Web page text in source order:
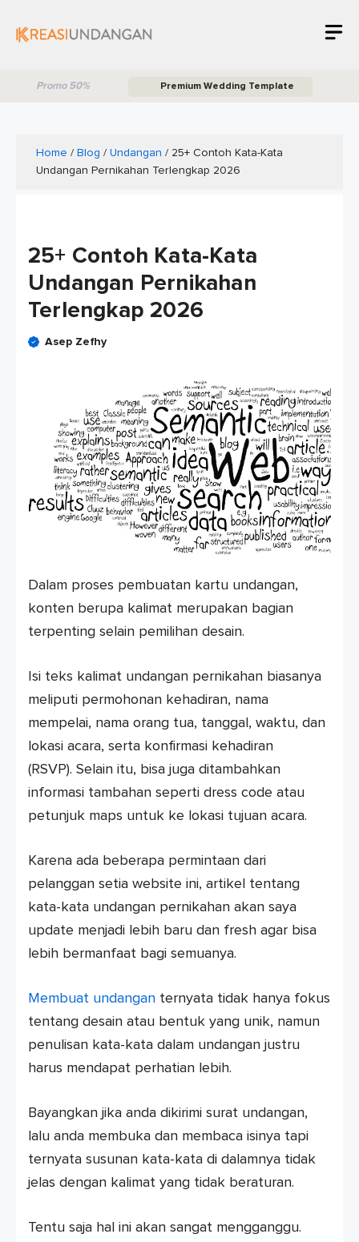
Promo 50% Premium Wedding Template
Home / Blog / Undangan / 25+ Contoh Kata-Kata
Undangan Pernikahan Terlengkap 2026
25+ Contoh Kata-Kata
Undangan Pernikahan
Terlengkap 2026
Asep Zefhy
Dalam proses pembuatan kartu undangan,
konten berupa kalimat merupakan bagian
terpenting selain pemilihan desain.
Isi teks kalimat undangan pernikahan biasanya
meliputi permohonan kehadiran, nama
mempelai, nama orang tua, tanggal, waktu, dan
lokasi acara, serta konfirmasi kehadiran
(RSVP). Selain itu, bisa juga ditambahkan
informasi tambahan seperti dress code atau
petunjuk maps untuk ke lokasi tujuan acara.
Karena ada beberapa permintaan dari
pelanggan setia website ini, artikel tentang
kata-kata undangan pernikahan akan saya
update menjadi lebih baru dan fresh agar bisa
lebih bermanfaat bagi semuanya.
Membuat undangan ternyata tidak hanya fokus
tentang desain atau bentuk yang unik, namun
penulisan kata-kata dalam undangan justru
harus mendapat perhatian lebih.
Bayangkan jika anda dikirimi surat undangan,
lalu anda membuka dan membaca isinya tapi
ternyata susunan kata-kata di dalamnya tidak
jelas dengan kalimat yang tidak beraturan.
Tentu saja hal ini akan sangat mengganggu.